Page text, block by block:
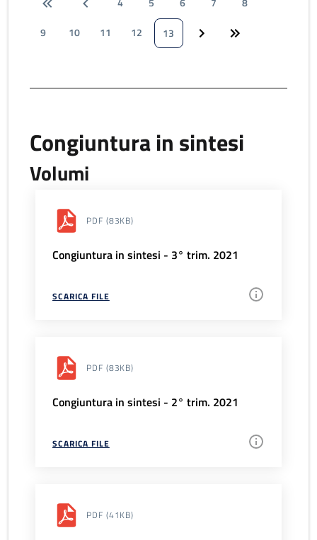
9
10 11 12 13
Congiuntura in sintesi
Volumi
PDF (83KB)
Congiuntura in sintesi - 3° trim. 2021
SCARICA FILE
PDF (83KB)
Congiuntura in sintesi - 2° trim. 2021
SCARICA FILE
PDF (41KB)